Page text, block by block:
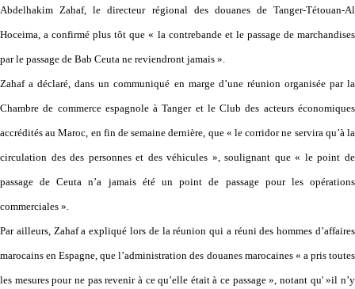
Abdelhakim Zahaf, le directeur régional des douanes de Tanger-Tétouan-Al
Hoceima, a confirmé plus tôt que « la contrebande et le passage de marchandises
par le passage de Bab Ceuta ne reviendront jamais ».
Zahaf a déclaré, dans un communiqué en marge d’une réunion organisée par la
Chambre de commerce espagnole à Tanger et le Club des acteurs économiques
accrédités au Maroc, en fin de semaine dernière, que « le corridor ne servira qu’à la
circulation des des personnes et des véhicules », soulignant que « le point de
passage de Ceuta n’a jamais été un point de passage pour les opérations
commerciales ».
Par ailleurs, Zahaf a expliqué lors de la réunion qui a réuni des hommes d’affaires
marocains en Espagne, que l’administration des douanes marocaines « a pris toutes
les mesures pour ne pas revenir à ce qu’elle était à ce passage », notant qu' »il n’y